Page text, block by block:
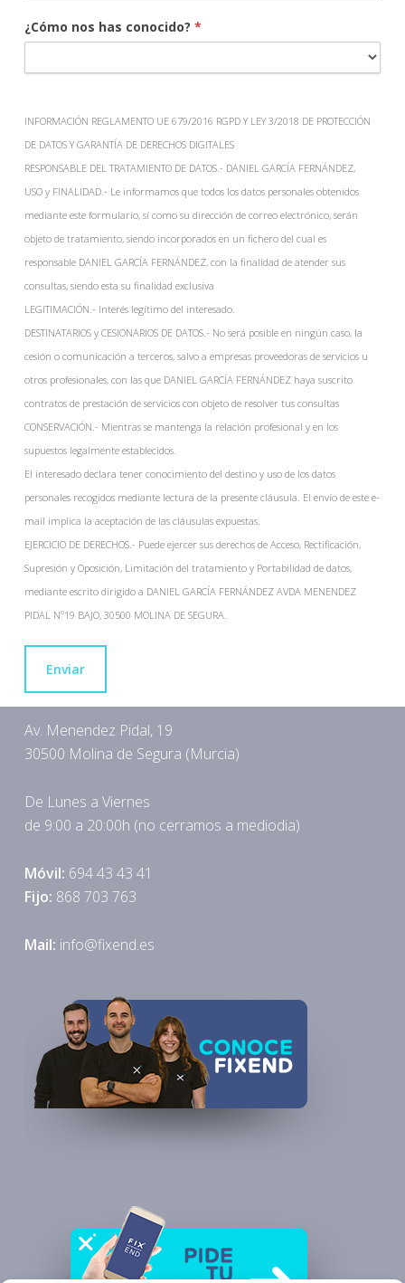
¿Cómo nos has conocido? *
has
conocido?
INFORMACIÓN REGLAMENTO UE 679/2016 RGPD Y LEY 3/2018 DE PROTECCIÓN
DE DATOS Y GARANTÍA DE DERECHOS DIGITALES
RESPONSABLE DEL TRATAMIENTO DE DATOS.- DANIEL GARCÍA FERNÁNDEZ,
USO y FINALIDAD.- Le informamos que todos los datos personales obtenidos
mediante este formulario, sí como su dirección de correo electrónico, serán
objeto de tratamiento, siendo incorporados en un fichero del cual es
responsable DANIEL GARCÍA FERNÁNDEZ, con la finalidad de atender sus
consultas, siendo esta su finalidad exclusiva
LEGITIMACIÓN.- Interés legítimo del interesado.
DESTINATARIOS y CESIONARIOS DE DATOS.- No será posible en ningún caso, la
cesión o comunicación a terceros, salvo a empresas proveedoras de servicios u
otros profesionales, con las que DANIEL GARCÍA FERNÁNDEZ haya suscrito
contratos de prestación de servicios con objeto de resolver tus consultas
CONSERVACIÓN.- Mientras se mantenga la relación profesional y en los
supuestos legalmente establecidos.
El interesado declara tener conocimiento del destino y uso de los datos
personales recogidos mediante lectura de la presente cláusula. El envío de este e-
mail implica la aceptación de las cláusulas expuestas.
EJERCICIO DE DERECHOS.- Puede ejercer sus derechos de Acceso, Rectificación,
Supresión y Oposición, Limitación del tratamiento y Portabilidad de datos,
mediante escrito dirigido a DANIEL GARCÍA FERNÁNDEZ AVDA MENENDEZ
PIDAL Nº19 BAJO, 30500 MOLINA DE SEGURA.
Enviar
Av. Menendez Pidal, 19
30500 Molina de Segura (Murcia)
De Lunes a Viernes
de 9:00 a 20:00h (no cerramos a mediodia)
Móvil: 694 43 43 41
Fijo: 868 703 763
Mail: info@fixend.es